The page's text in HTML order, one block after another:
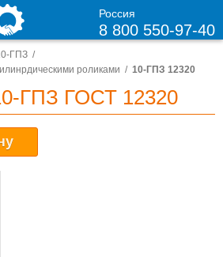
ГПЗ
роликами
10-ГПЗ 12320
ГПЗ ГОСТ 12320
Россия
8 800 550-97-40